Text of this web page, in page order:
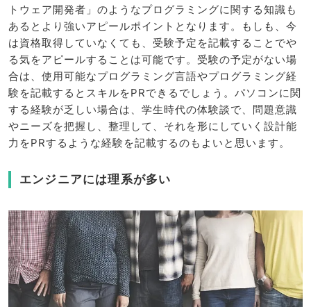
トウェア開発者」のようなプログラミングに関する知識も
あるとより強いアピールポイントとなります。もしも、今
は資格取得していなくても、受験予定を記載することでや
る気をアピールすることは可能です。受験の予定がない場
合は、使用可能なプログラミング言語やプログラミング経
験を記載するとスキルをPRできるでしょう。パソコンに関
する経験が乏しい場合は、学生時代の体験談で、問題意識
やニーズを把握し、整理して、それを形にしていく設計能
力をPRするような経験を記載するのもよいと思います。
エンジニアには理系が多い